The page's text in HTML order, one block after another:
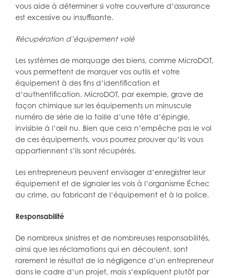
vous aide à déterminer si votre couverture d’assurance
est excessive ou insuffisante.
Récupération d’équipement volé
Les systèmes de marquage des biens, comme MicroDOT,
vous permettent de marquer vos outils et votre
équipement à des fins d’identification et
d’authentification. MicroDOT, par exemple, grave de
façon chimique sur les équipements un minuscule
numéro de série de la taille d’une tête d’épingle,
invisible à l’œil nu. Bien que cela n’empêche pas le vol
de ces équipements, vous pourrez prouver qu’ils vous
appartiennent s’ils sont récupérés.
Les entrepreneurs peuvent envisager d’enregistrer leur
équipement et de signaler les vols à l’organisme Échec
au crime, au fabricant de l’équipement et à la police.
Responsabilité
De nombreux sinistres et de nombreuses responsabilités,
ainsi que les réclamations qui en découlent, sont
rarement le résultat de la négligence d’un entrepreneur
dans le cadre d’un projet, mais s’expliquent plutôt par